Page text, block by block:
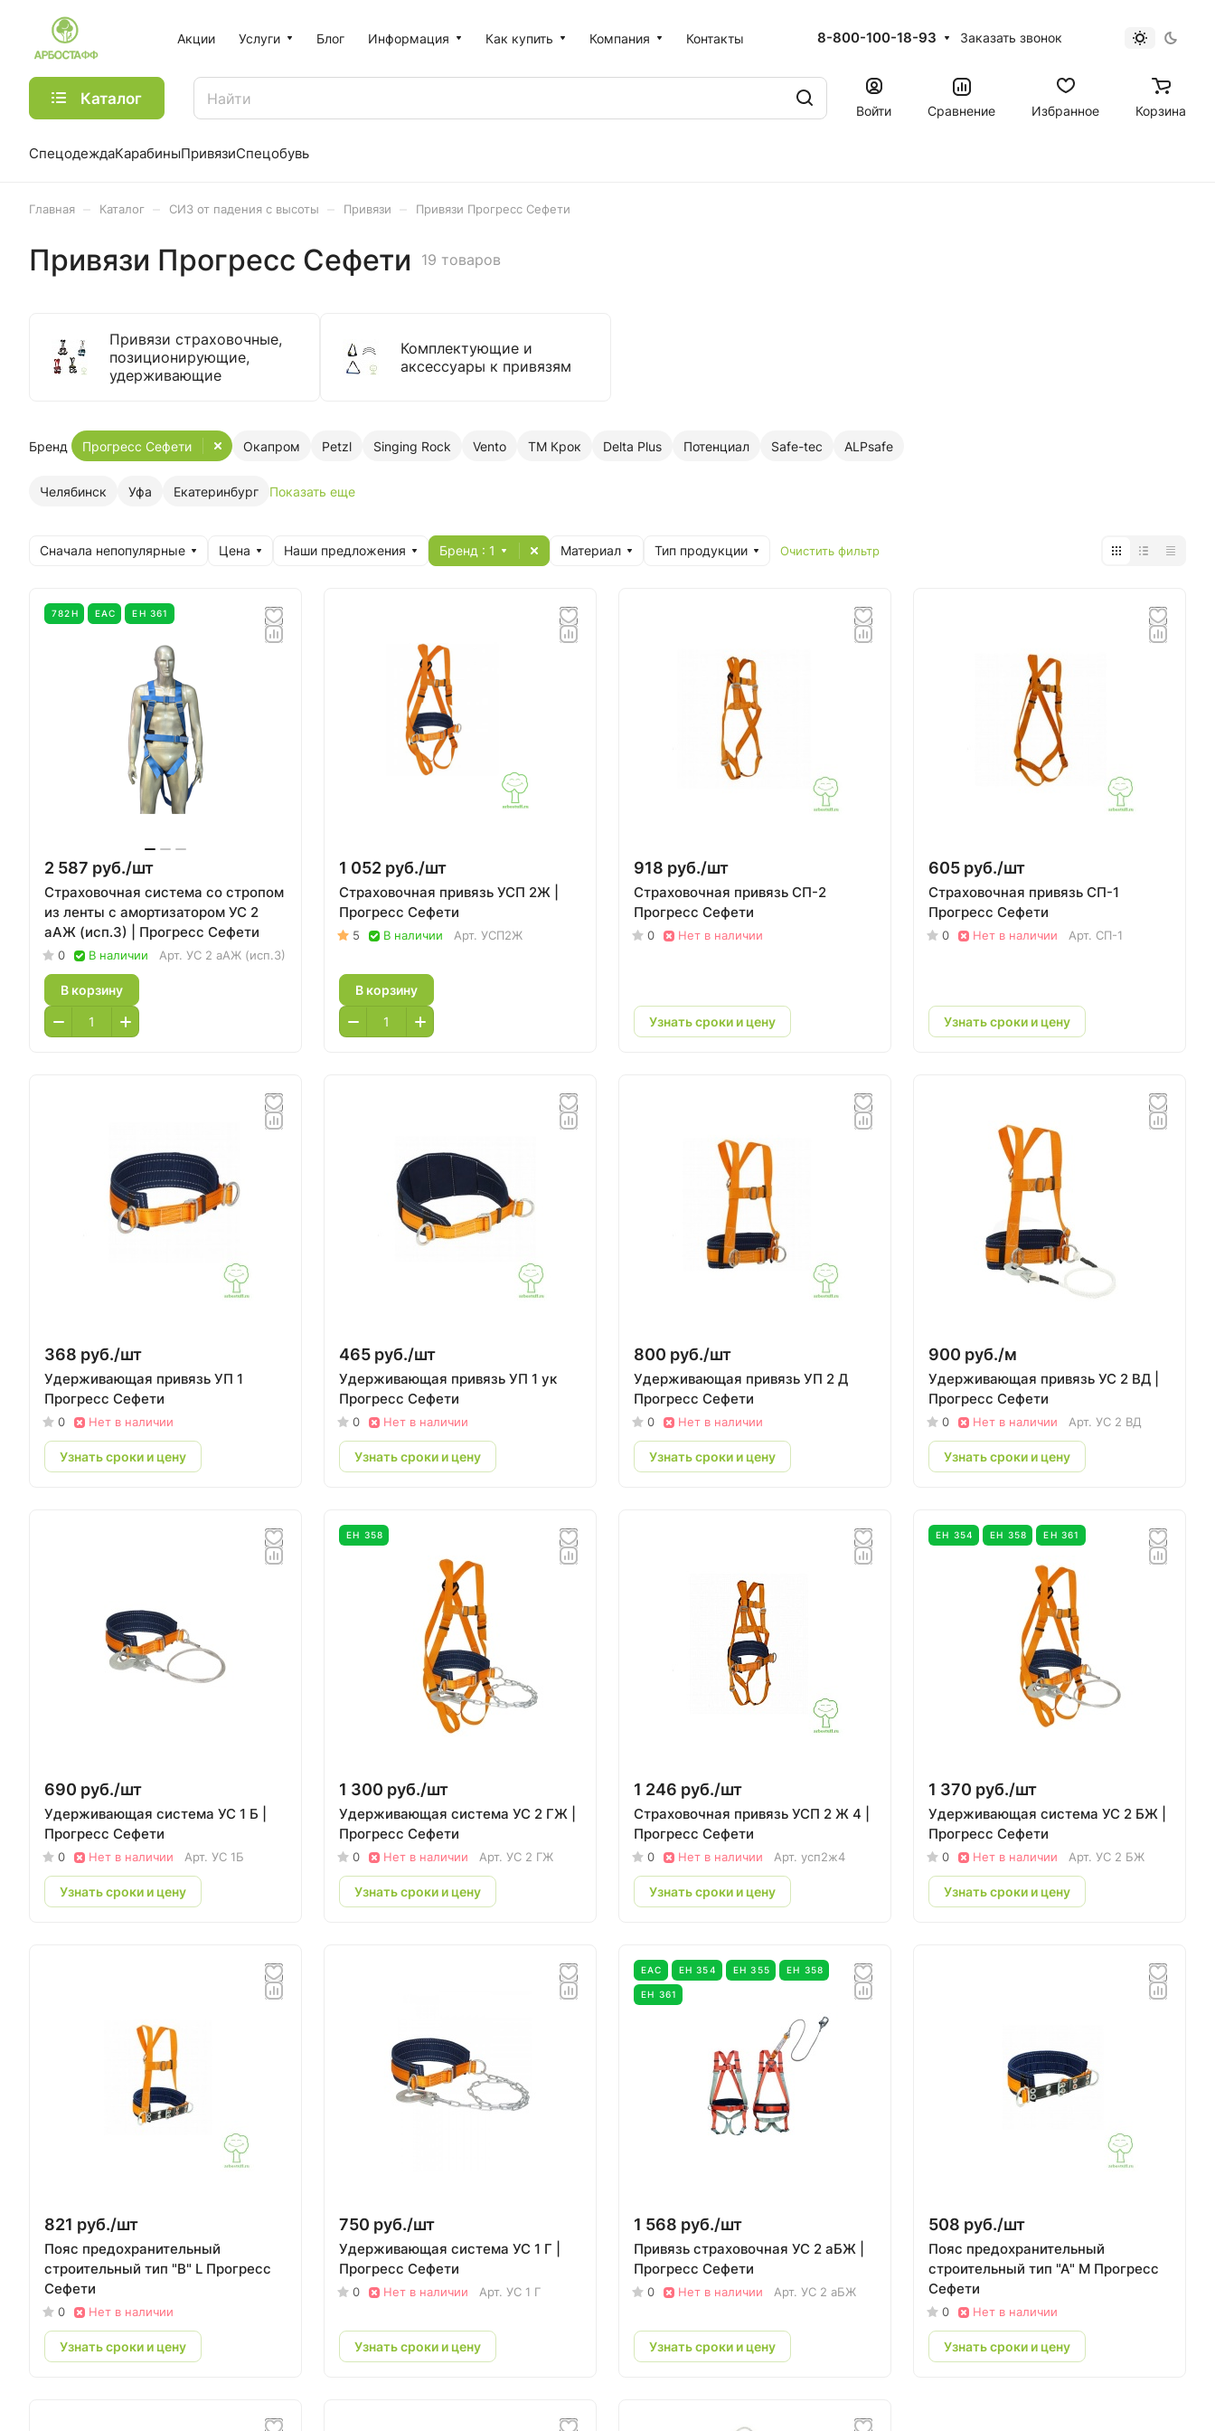
Акции Услуги Блог Информация Как купить Компания Контакты 8-800-100-18-93 Заказать звонок
Каталог
Войти Сравнение Избранное Корзина
СпецодеждаКарабиныПривязиСпецобувь
Главная Каталог СИЗ от падения с высоты Привязи Привязи Прогресс Сефети
Привязи Прогресс Сефети 19 товаров
Привязи страховочные,
позиционирующие,
удерживающие
Комплектующие и
аксессуары к привязям
Бренд Окапром Petzl Singing Rock Vento ТМ Крок Delta Plus Потенциал
Прогресс Сефети Safe-tec ALPsafe
Челябинск Уфа Екатеринбург Показать еще
Сначала непопулярные Цена Наши предложения Бренд : 1 Материал Тип продукции Очистить фильтр
782Н EAC ЕН 361
2 587 руб./шт
Страховочная система со стропом
из ленты с амортизатором УС 2
аАЖ (исп.3) | Прогресс Сефети
0 В наличии Арт. УС 2 аАЖ (исп.3)
В корзину
1 052 руб./шт
Страховочная привязь УСП 2Ж |
Прогресс Сефети
5 В наличии Арт. УСП2Ж
В корзину
918 руб./шт
Страховочная привязь СП-2
Прогресс Сефети
0 Нет в наличии
Узнать сроки и цену
605 руб./шт
Страховочная привязь СП-1
Прогресс Сефети
0 Нет в наличии Арт. СП-1
Узнать сроки и цену
368 руб./шт
Удерживающая привязь УП 1
Прогресс Сефети
0 Нет в наличии
Узнать сроки и цену
465 руб./шт
Удерживающая привязь УП 1 ук
Прогресс Сефети
0 Нет в наличии
Узнать сроки и цену
800 руб./шт
Удерживающая привязь УП 2 Д
Прогресс Сефети
0 Нет в наличии
Узнать сроки и цену
900 руб./м
Удерживающая привязь УС 2 ВД |
Прогресс Сефети
0 Нет в наличии Арт. УС 2 ВД
Узнать сроки и цену
690 руб./шт
Удерживающая система УС 1 Б |
Прогресс Сефети
0 Нет в наличии Арт. УС 1Б
Узнать сроки и цену
ЕН 358
1 300 руб./шт
Удерживающая система УС 2 ГЖ |
Прогресс Сефети
0 Нет в наличии Арт. УС 2 ГЖ
Узнать сроки и цену
1 246 руб./шт
Страховочная привязь УСП 2 Ж 4 |
Прогресс Сефети
0 Нет в наличии Арт. усп2ж4
Узнать сроки и цену
ЕН 354 ЕН 358 ЕН 361
1 370 руб./шт
Удерживающая система УС 2 БЖ |
Прогресс Сефети
0 Нет в наличии Арт. УС 2 БЖ
Узнать сроки и цену
821 руб./шт
Пояс предохранительный
строительный тип "В" L Прогресс
Сефети
0 Нет в наличии
Узнать сроки и цену
750 руб./шт
Удерживающая система УС 1 Г |
Прогресс Сефети
0 Нет в наличии Арт. УС 1 Г
Узнать сроки и цену
EAC ЕН 354 ЕН 355 ЕН 358
ЕН 361
1 568 руб./шт
Привязь страховочная УС 2 аБЖ |
Прогресс Сефети
0 Нет в наличии Арт. УС 2 аБЖ
Узнать сроки и цену
508 руб./шт
Пояс предохранительный
строительный тип "А" M Прогресс
Сефети
0 Нет в наличии
Узнать сроки и цену